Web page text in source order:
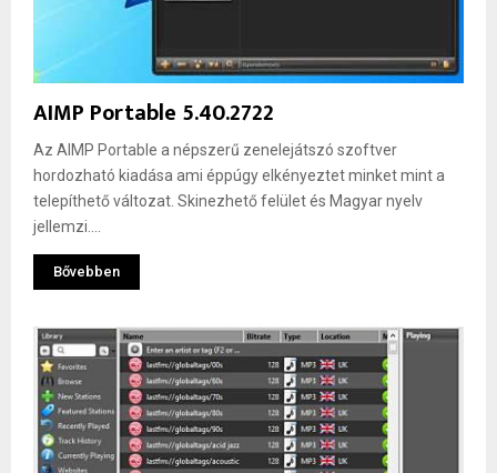
AIMP Portable 5.40.2722
Az AIMP Portable a népszerű zenelejátszó szoftver
hordozható kiadása ami éppúgy elkényeztet minket mint a
telepíthető változat. Skinezhető felület és Magyar nyelv
jellemzi....
Bővebben